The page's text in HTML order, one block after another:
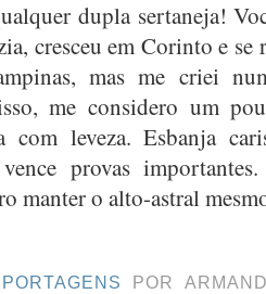
dupla sertaneja!
cresceu em Corinto e
mas me criei
me considero um
com leveza. Esbanja
provas
manter o alto-astral
POR